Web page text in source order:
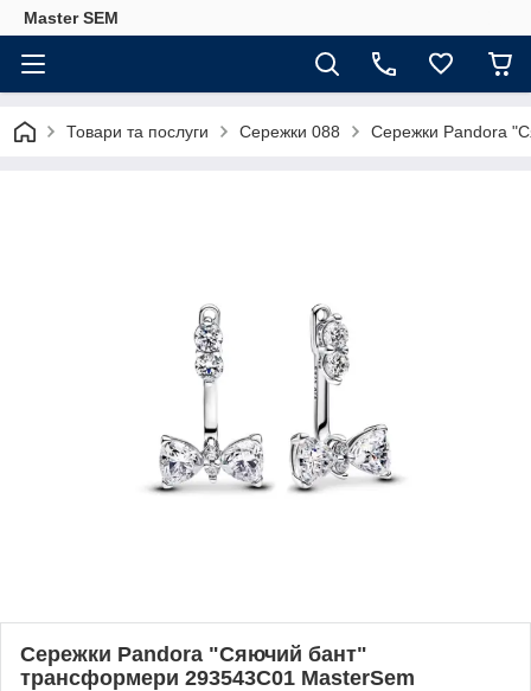
Master SEM
Товари та послуги Сережки 088 Сережки Pandora
Сережки Pandora "Сяючий бант"
трансформери 293543C01 MasterSem